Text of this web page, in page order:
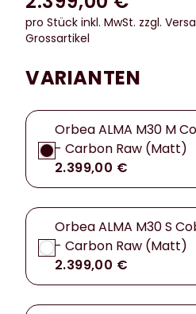
pro Stück inkl. MwSt. zzgl.
Grossartikel
VARIANTEN
Orbea ALMA M30 M
- Carbon Raw (Matt)
2.399,00 €
Orbea ALMA M30 S
- Carbon Raw (Matt)
2.399,00 €